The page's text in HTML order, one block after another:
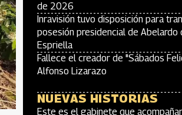
de 2026
Inravisión tuvo disposición para
posesión presidencial de Abelardo
Espriella
Fallece el creador de "Sábados
Alfonso Lizarazo
NUEVAS HISTORIAS
Este es el gabinete que